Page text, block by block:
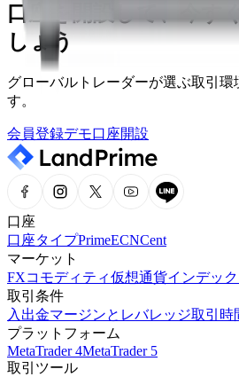
口座を開設して、今す
しょう
グローバルトレーダーが選ぶ取引
す。
会員登録デモ口座開設
口座
口座タイプPrimeECNCent
マーケット
FXコモディティ仮想通貨インデッ
取引条件
入出金マージンとレバレッジ取引時
プラットフォーム
MetaTrader 4MetaTrader 5
取引ツール